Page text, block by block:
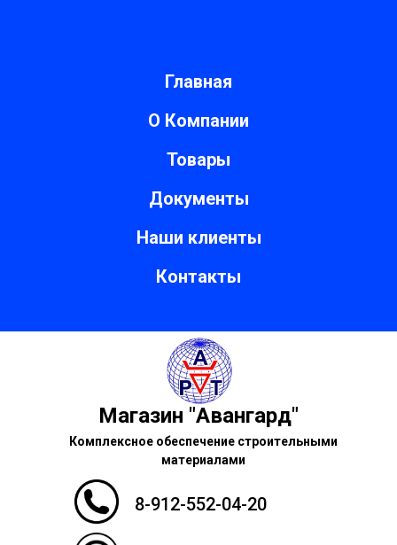
Главная
О Компании
Товары
Документы
Наши клиенты
Контакты
Комплексное обеспечение строительными
материалами
8-912-552-04-20
Магазин "Авангард"